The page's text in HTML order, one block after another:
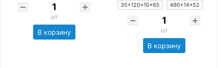
шт
В корзину
35+120×10×65
490×14×52
шт
В корзину